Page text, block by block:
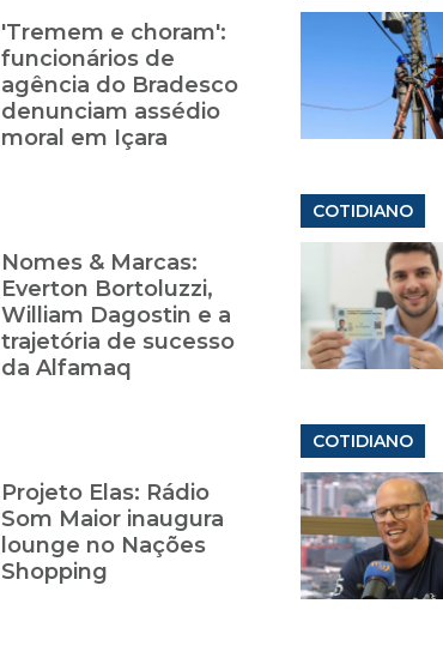
'Tremem e choram':
funcionários de
agência do Bradesco
denunciam assédio
moral em Içara
Nomes & Marcas:
Everton Bortoluzzi,
William Dagostin e a
trajetória de sucesso
da Alfamaq
COTIDIANO
Projeto Elas: Rádio
Som Maior inaugura
lounge no Nações
Shopping
COTIDIANO